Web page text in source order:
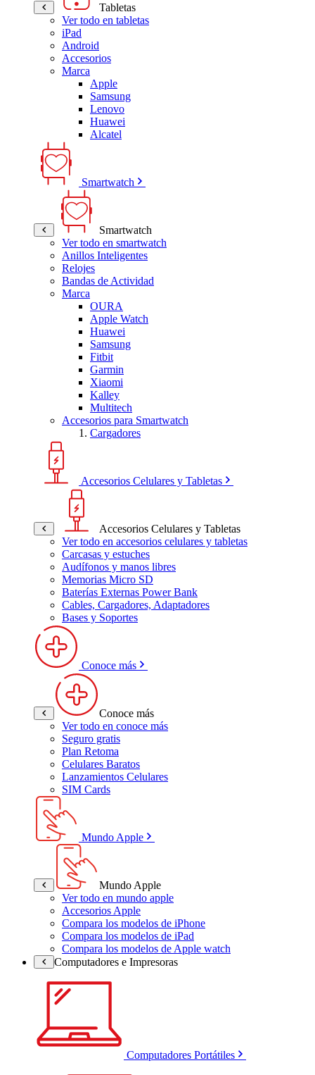
Tabletas
Ver todo en tabletas
iPad
Android
Accesorios
Marca
Apple
Samsung
Lenovo
Huawei
Alcatel
Smartwatch
Smartwatch
Ver todo en smartwatch
Anillos Inteligentes
Relojes
Bandas de Actividad
Marca
OURA
Apple Watch
Huawei
Samsung
Fitbit
Garmin
Xiaomi
Kalley
Multitech
Accesorios para Smartwatch
Cargadores
Accesorios Celulares y Tabletas
Accesorios Celulares y Tabletas
Ver todo en accesorios celulares y tabletas
Carcasas y estuches
Audífonos y manos libres
Memorias Micro SD
Baterías Externas Power Bank
Cables, Cargadores, Adaptadores
Bases y Soportes
Conoce más
Conoce más
Ver todo en conoce más
Seguro gratis
Plan Retoma
Celulares Baratos
Lanzamientos Celulares
SIM Cards
Mundo Apple
Mundo Apple
Ver todo en mundo apple
Accesorios Apple
Compara los modelos de iPhone
Compara los modelos de iPad
Compara los modelos de Apple watch
Computadores e Impresoras
Computadores Portátiles